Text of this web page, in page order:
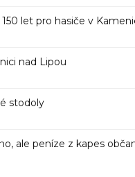
let pro hasiče v
nad Lipou
stodoly
ale peníze z kapes